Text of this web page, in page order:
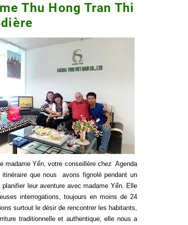
Thu Hong Tran Thi
madame Yến, votre conseillère chez Agenda
itinéraire que nous avons fignolé pendant un
leur aventure avec madame Yến. Elle
interrogations, toujours en moins de 24
surtout le désir de rencontrer les habitants,
traditionnelle et authentique, elle nous a